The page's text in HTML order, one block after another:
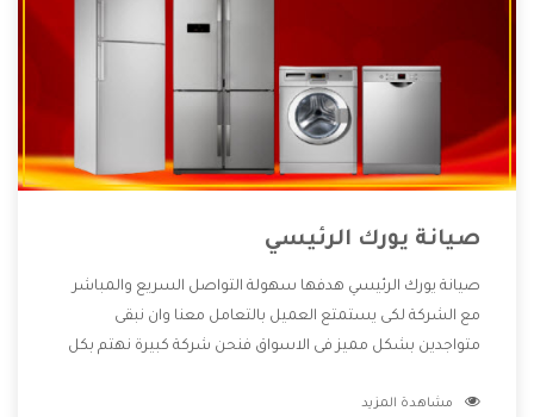
صيانة يورك الرئيسي
صيانة يورك الرئيسي هدفها سهولة التواصل السريع والمباشر
مع الشركة لكى يستمتع العميل بالتعامل معنا وان نبقى
متواجدين بشكل مميز فى الاسواق فنحن شركة كبيرة نهتم بكل
الشركة بها والتى تكون منها خدمة الصيانة التى تكون من أهم
مشاهدة المزيد